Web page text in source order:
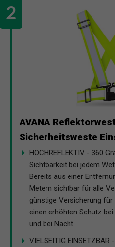
AVANA
Sicherheitsweste
HOCHREFLEKTIV - 360
Sichtbarkeit bei jedem
Bereits aus einer
Metern sichtbar für alle
günstige Versicherung
einen erhöhten Schutz
und bei Nacht.
VIELSEITIG